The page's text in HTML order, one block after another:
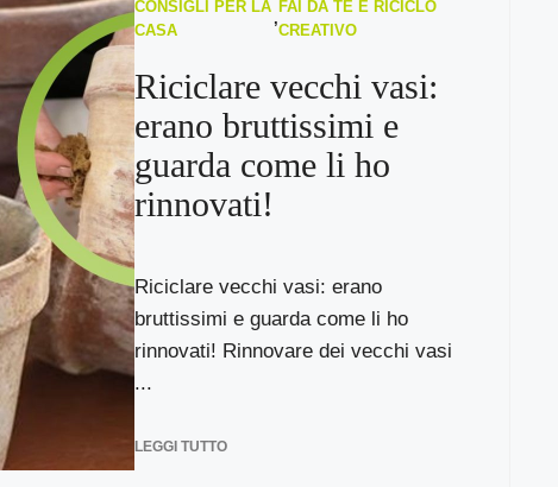
CONSIGLI PER LA
CASA
,
FAI DA TE E RICICLO
CREATIVO
Riciclare vecchi vasi:
erano bruttissimi e
guarda come li ho
rinnovati!
Riciclare vecchi vasi: erano
bruttissimi e guarda come li ho
rinnovati! Rinnovare dei vecchi vasi
...
LEGGI TUTTO